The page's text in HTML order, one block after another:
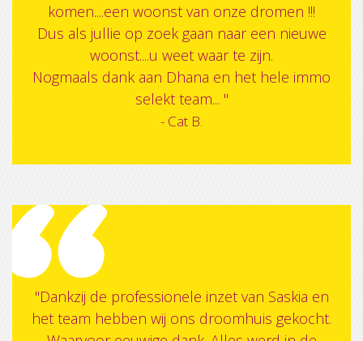
komen....een woonst van onze dromen !!!
Dus als jullie op zoek gaan naar een nieuwe
woonst....u weet waar te zijn.
Nogmaals dank aan Dhana en het hele immo
selekt team... "
- Cat B.
"Dankzij de professionele inzet van Saskia en
het team hebben wij ons droomhuis gekocht.